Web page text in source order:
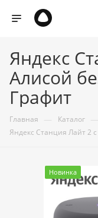
Яндекс
Алисой
Графит
Главная — Каталог —
Яндекс Станция Лайт 2
Новинка